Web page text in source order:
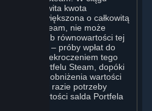
całkowita kwota
Steam, powiększona o całkowitą
Portfela Steam, nie może
2000 USD lub równowartości tej
walucie – próby wpłat do
przekroczeniem tego
w Portfelu Steam, dopóki
spowoduje obniżenia wartości
może w razie potrzeby
wartości salda Portfela